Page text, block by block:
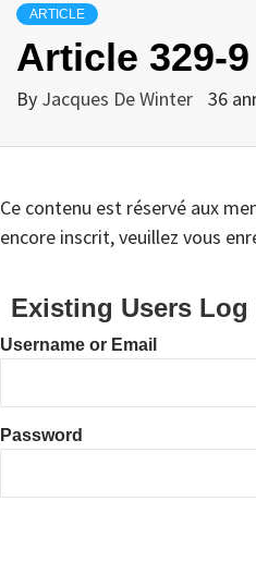
ARTICLE
Article 329-
By Jacques De Winter 36
Ce contenu est réservé aux
encore inscrit, veuillez vous
Existing Users Log
Username or Email
Password